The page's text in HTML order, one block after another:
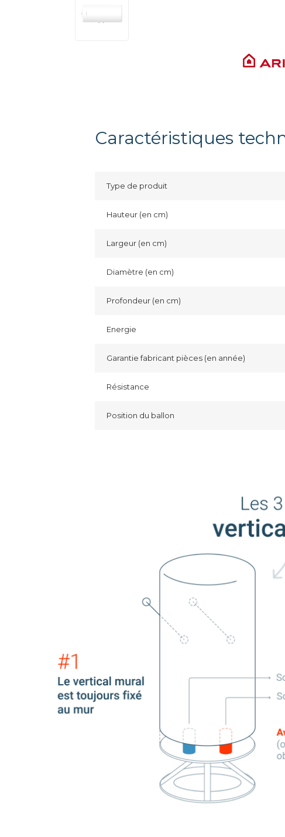
Caractéristiques
Type de produit
Hauteur (en cm)
Largeur (en cm)
Diamètre (en cm)
Profondeur (en cm)
Energie
Garantie fabricant pièces (en année)
Résistance
Position du ballon